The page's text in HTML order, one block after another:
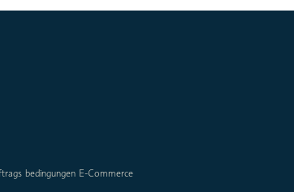
bedingungen E-Commerce